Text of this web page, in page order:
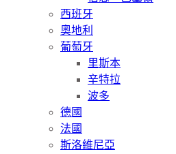
西班牙
奧地利
葡萄牙
里斯本
辛特拉
波多
德國
法國
斯洛維尼亞